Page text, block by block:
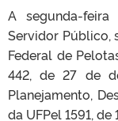
A segunda-
Servidor Público,
Federal de
442, de 27 de
Planejamento,
da UFPel 1591,